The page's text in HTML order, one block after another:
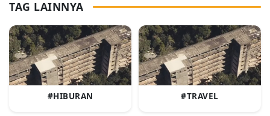
TAG LAINNYA
#HIBURAN #TRAVEL